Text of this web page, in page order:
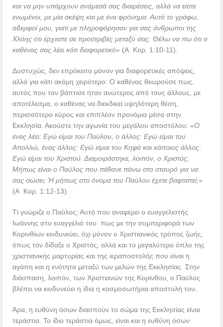
και να μην υπάρχουν ανάμεσά σας διαιρέσεις, αλλά να είστε
ενωμένοι, με μία σκέψη και με ένα φρόνημα. Αυτό το γράφω,
αδερφοί μου, γιατί με πληροφόρησαν για σας άνθρωποι της
Χλόης ότι έρχεστε σε προστριβές μεταξύ σας. Θέλω να πω ότι ο
καθένας σας λέει κάτι διαφορετικό» (Α Κορ. 1:10-11).
Δυστυχώς, δεν επρόκειτο μόνον για διαφορετικές απόψεις,
αλλά για κάτι ακόμη χειρότερο: Ο καθένας θεωρούσε πως,
αυτός που τον βάπτισε ήταν ανώτερος από τους άλλους, με
αποτέλεσμα, ο καθένας να διεκδικεί υψηλότερη θέση,
περισσότερο κύρος και επιπλέον προνόμια μέσα στην
Εκκλησία. Ακούστε την αγωνία του μεγάλου αποστόλου:«Ο
ένας λέει: Εγώ είμαι του Παύλου, ο άλλος: Εγώ είμαι του
Απολλώ, ένας άλλος: Εγώ είμαι του Κηφά και κάποιος άλλος:
Εγώ είμαι του Χριστού. Διαμοιράστηκε, λοιπόν, ο Χριστός;
Μήπως είναι ο Παύλος που πέθανε πάνω στο σταυρό για να
σας σώσει; Ή μήπως στο όνομα του Παύλου έχετε βαφτιστεί;»
(Α Κορ. 1:12-13).
Τί γνώριζε ο Παύλος; Αυτό που αναφέρει ο ευαγγελιστής
Ιωάννης στο ευαγγέλιό του: πως με την συμπεριφορά των
Κορινθίων κινδυνεύει, όχι μόνον ο Χριστιανικός τρόπος ζωής,
όπως τον δίδαξε ο Χριστός, αλλά και το μεγαλύτερο όπλο της
χριστιανικής μαρτυρίας και της ιεραποστολής που είναι η
αγάπη και η ενότητα μεταξύ των μελών της Εκκλησίας. Στην
διάσπαση, λοιπόν, των Χριστιανών της Κορίνθου, ο Παύλος
βλέπει να κινδυνεύει η ίδια η κοσμοσωτήρια αποστολή του.
Άρα, η ευθύνη όσων διασπούν το σώμα της Εκκλησίας είναι
τεράστια. Το ίδιο τεράστια όμως, είναι και η ευθύνη όσων